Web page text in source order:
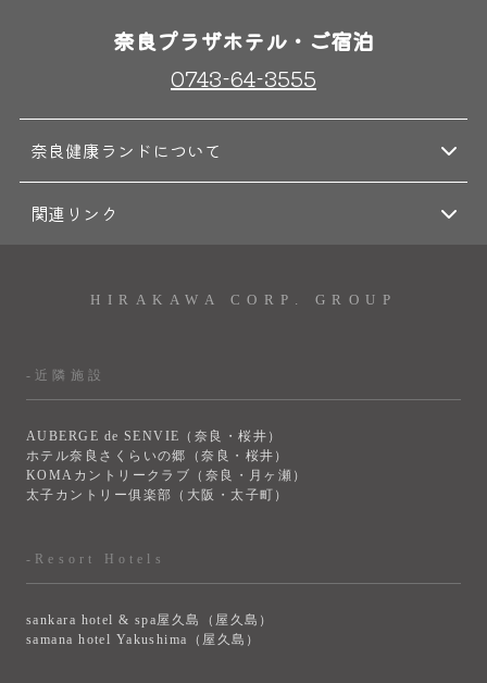
奈良プラザホテル・ご宿泊
0743-64-3555
奈良健康ランドについて
関連リンク
HIRAKAWA CORP. GROUP
-近隣施設
AUBERGE de SENVIE（奈良・桜井）
ホテル奈良さくらいの郷（奈良・桜井）
KOMAカントリークラブ（奈良・月ヶ瀬）
太子カントリー俱楽部（大阪・太子町）
-Resort Hotels
sankara hotel & spa屋久島（屋久島）
samana hotel Yakushima（屋久島）